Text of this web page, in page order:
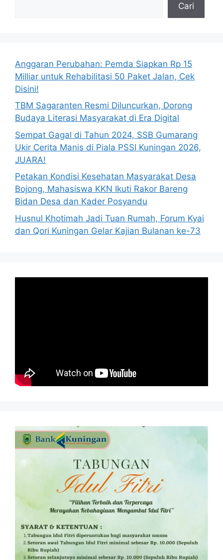
Cari
Anggaran Perubahan: Pemda Siapkan Rp 15
Milliar untuk Rehabilitasi 50 Paket Jalan, Cek
Disini!
TBM Sagaranten Resmi Diluncurkan, Dorong
Budaya Literasi Masyarakat di Era Digital
Sempat Gagal di Tahun 2024, SSB Gumarang
Ukir Cerita Manis di Piala PSSI Kuningan 2026,
JUARA!
Petakan Kondisi Kesehatan Masyarakat Desa
Bojong, Mahasiswa KKN Ikuti Rakor Bareng
Bidan Desa dan Kader Posyandu
Husnul Khotimah Jadi Tuan Rumah, Forum Kyai
dan Qori Kuningan Gelar Kajian Bulanan ke-73